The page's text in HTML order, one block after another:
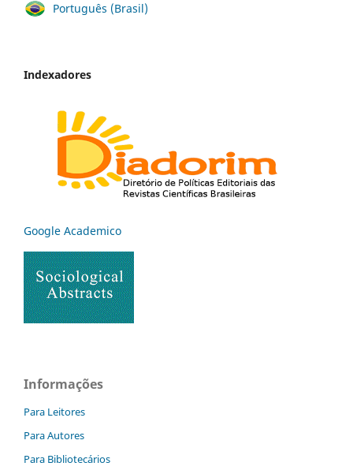
Português (Brasil)
Indexadores
Google Academico
Informações
Para Leitores
Para Autores
Para Bibliotecários